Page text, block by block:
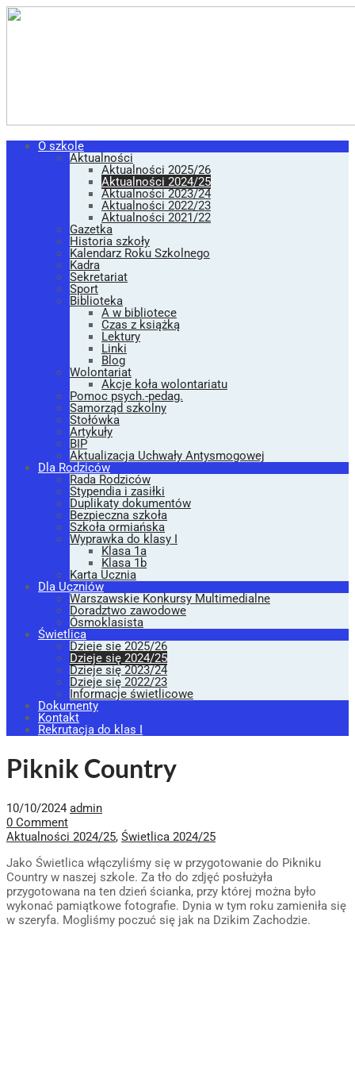
O szkole
Aktualności
Aktualności 2025/26
Aktualności 2024/25
Aktualności 2023/24
Aktualności 2022/23
Aktualności 2021/22
Gazetka
Historia szkoły
Kalendarz Roku Szkolnego
Kadra
Sekretariat
Sport
Biblioteka
A w bibliotece
Czas z książką
Lektury
Linki
Blog
Wolontariat
Akcje koła wolontariatu
Pomoc psych.-pedag.
Samorząd szkolny
Stołówka
Artykuły
BIP
Aktualizacja Uchwały Antysmogowej
Dla Rodziców
Rada Rodziców
Stypendia i zasiłki
Duplikaty dokumentów
Bezpieczna szkoła
Szkoła ormiańska
Wyprawka do klasy I
Klasa 1a
Klasa 1b
Karta Ucznia
Dla Uczniów
Warszawskie Konkursy Multimedialne
Doradztwo zawodowe
Ósmoklasista
Świetlica
Dzieje się 2025/26
Dzieje się 2024/25
Dzieje się 2023/24
Dzieje się 2022/23
Informacje świetlicowe
Dokumenty
Kontakt
Rekrutacja do klas I
Piknik Country
10/10/2024 admin
0 Comment
Aktualności 2024/25, Świetlica 2024/25
Jako Świetlica włączyliśmy się w przygotowanie do Pikniku
Country w naszej szkole. Za tło do zdjęć posłużyła
przygotowana na ten dzień ścianka, przy której można było
wykonać pamiątkowe fotografie. Dynia w tym roku zamieniła się
w szeryfa. Mogliśmy poczuć się jak na Dzikim Zachodzie.